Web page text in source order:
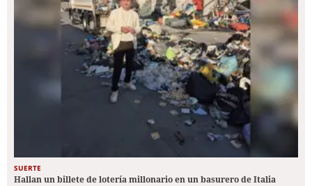
SUERTE
Hallan un billete de lotería millonario en un basurero de Italia